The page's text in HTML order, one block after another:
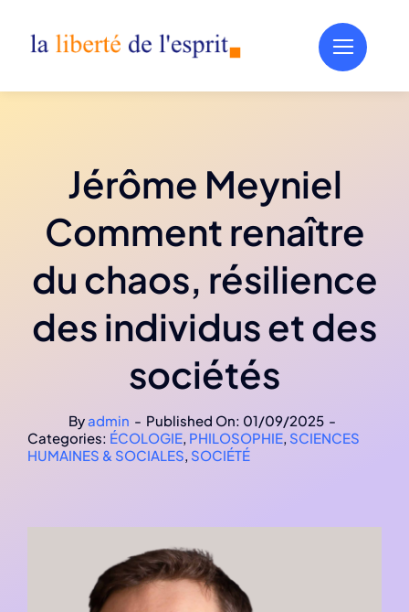
Jérôme Meyniel
Comment renaître
du chaos, résilience
des individus et des
sociétés
Byadmin - Published On: 01/09/2025 -
Categories: ÉCOLOGIE, PHILOSOPHIE, SCIENCES
HUMAINES & SOCIALES, SOCIÉTÉ